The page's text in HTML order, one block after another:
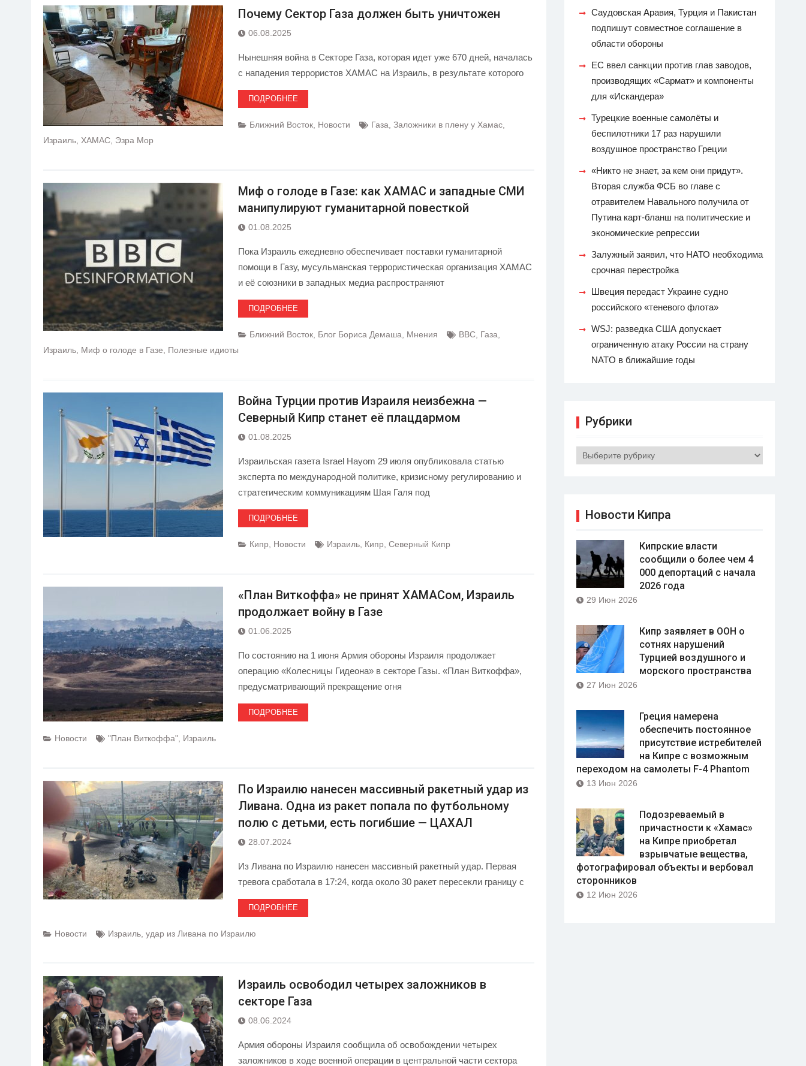
Почему Сектор Газа должен быть уничтожен
06.08.2025
Нынешняя война в Секторе Газа, которая идет уже 670 дней, началась
с нападения террористов ХАМАС на Израиль, в результате которого
ПОДРОБНЕЕ
Ближний Восток Новости Газа Заложники в плену у Хамас
Израиль ХАМАС Эзра Мор
Миф о голоде в Газе: как ХАМАС и западные СМИ
манипулируют гуманитарной повесткой
01.08.2025
Пока Израиль ежедневно обеспечивает поставки гуманитарной
помощи в Газу, мусульманская террористическая организация ХАМАС
и её союзники в западных медиа распространяют
ПОДРОБНЕЕ
Ближний Восток Блог Бориса Демаша Мнения BBC Газа
Израиль Миф о голоде в Газе Полезные идиоты
Война Турции против Израиля неизбежна —
Северный Кипр станет её плацдармом
01.08.2025
Израильская газета Israel Hayom 29 июля опубликовала статью
эксперта по международной политике, кризисному регулированию и
стратегическим коммуникациям Шая Галя под
ПОДРОБНЕЕ
Кипр Новости Израиль Кипр Северный Кипр
«План Виткоффа» не принят ХАМАСом, Израиль
продолжает войну в Газе
01.06.2025
По состоянию на 1 июня Армия обороны Израиля продолжает
операцию «Колесницы Гидеона» в секторе Газы. «План Виткоффа»,
предусматривающий прекращение огня
ПОДРОБНЕЕ
Новости "План Виткоффа" Израиль
По Израилю нанесен массивный ракетный удар из
Ливана. Одна из ракет попала по футбольному
полю с детьми, есть погибшие — ЦАХАЛ
28.07.2024
Из Ливана по Израилю нанесен массивный ракетный удар. Первая
тревога сработала в 17:24, когда около 30 ракет пересекли границу с
ПОДРОБНЕЕ
Новости Израиль удар из Ливана по Израилю
Израиль освободил четырех заложников в
секторе Газа
08.06.2024
Армия обороны Израиля сообщила об освобождении четырех
заложников в ходе военной операции в центральной части сектора
Саудовская Аравия, Турция и Пакистан
подпишут совместное соглашение в
области обороны
ЕС ввел санкции против глав заводов,
производящих «Сармат» и компоненты
для «Искандера»
Турецкие военные самолёты и
беспилотники 17 раз нарушили
воздушное пространство Греции
«Никто не знает, за кем они придут».
Вторая служба ФСБ во главе с
отравителем Навального получила от
Путина карт-бланш на политические и
экономические репрессии
Залужный заявил, что НАТО необходима
срочная перестройка
Швеция передаст Украине судно
российского «теневого флота»
WSJ: разведка США допускает
ограниченную атаку России на страну
NATO в ближайшие годы
Рубрики
Рубрики
Новости Кипра
Кипрские власти
сообщили о более чем 4
000 депортаций с начала
2026 года
29 Июн 2026
Кипр заявляет в ООН о
сотнях нарушений
Турцией воздушного и
морского пространства
27 Июн 2026
Греция намерена
обеспечить постоянное
присутствие истребителей
на Кипре с возможным
переходом на самолеты F-4 Phantom
13 Июн 2026
Подозреваемый в
причастности к «Хамас»
на Кипре приобретал
взрывчатые вещества,
фотографировал объекты и вербовал
сторонников
12 Июн 2026